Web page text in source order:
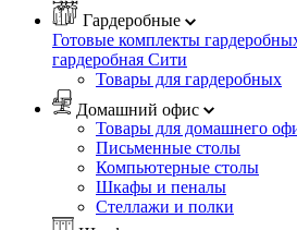
Гардеробные
Готовые комплекты
гардеробная Сити
Товары для гардеробных
Домашний офис
Товары для домашнего
Письменные столы
Компьютерные столы
Шкафы и пеналы
Стеллажи и полки